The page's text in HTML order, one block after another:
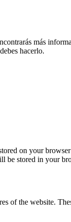
más
hacerlo.
on your browser
be stored in your
of the website.